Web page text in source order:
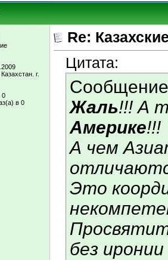
г.
0
в 0
Re:
Цитата:
Жаль!!! А
Америке!!!
А чем
Это
без